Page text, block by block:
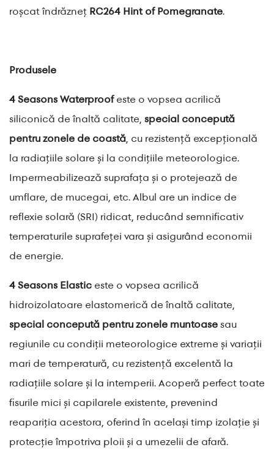
roșcat îndrăzneț RC264 Hint of Pomegranate.
Produsele
4 Seasons Waterproofeste o vopsea acrilică
siliconică de înaltă calitate, special concepută
pentru zonele de coastă, cu rezistență excepțională
la radiațiile solare și la condițiile meteorologice.
Impermeabilizează suprafața și o protejează de
umflare, de mucegai, etc. Albul are un indice de
reflexie solară (SRI) ridicat, reducând semnificativ
temperaturile suprafeței vara și asigurând economii
de energie.
4 Seasons Elastic este o vopsea acrilică
hidroizolatoare elastomerică de înaltă calitate,
special concepută pentru zonele muntoasesau
regiunile cu condiții meteorologice extreme și variații
mari de temperatură, cu rezistență excelentă la
radiațiile solare și la intemperii. Acoperă perfect toate
fisurile mici și capilarele existente, prevenind
reapariția acestora, oferind în același timp izolație și
protecție împotriva ploii și a umezelii de afară.